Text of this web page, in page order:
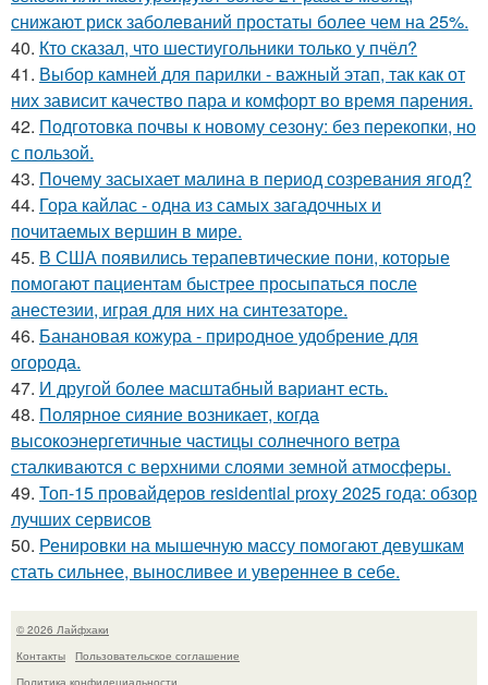
снижают риск заболеваний простаты более чем на 25%.
40. Кто сказал, что шестиугольники только у пчёл?
41. Выбор камней для парилки - важный этап, так как от
них зависит качество пара и комфорт во время парения.
42. Подготовка почвы к новому сезону: без перекопки, но
с пользой.
43. Почему засыхает малина в период созревания ягод?
44. Гора кайлас - одна из самых загадочных и
почитаемых вершин в мире.
45. В США появились терапевтические пони, которые
помогают пациентам быстрее просыпаться после
анестезии, играя для них на синтезаторе.
46. Банановая кожура - природное удобрение для
огорода.
47. И другой более масштабный вариант есть.
48. Полярное сияние возникает, когда
высокоэнергетичные частицы солнечного ветра
сталкиваются с верхними слоями земной атмосферы.
49. Топ-15 провайдеров residential proxy 2025 года: обзор
лучших сервисов
50. Ренировки на мышечную массу помогают девушкам
стать сильнее, выносливее и увереннее в себе.
© 2026 Лайфхаки
Контакты
Пользовательское соглашение
Политика конфидециальности